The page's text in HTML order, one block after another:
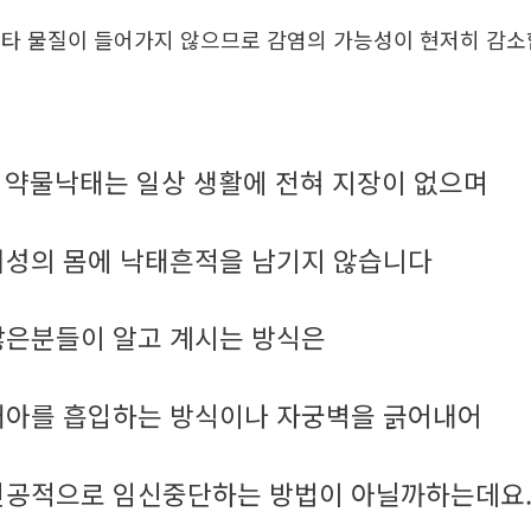
물질이 들어가지 않으므로 감염의 가능성이 현저히 감
약물낙태는 일상 생활에 전혀 지장이 없으며
의 몸에 낙태흔적을 남기지 않습니다
분들이 알고 계시는 방식은
를 흡입하는 방식이나 자궁벽을 긁어내어
적으로 임신중단하는 방법이 아닐까하는데요.